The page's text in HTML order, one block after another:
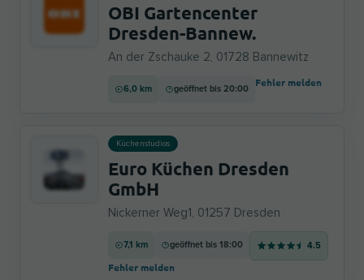
OBI Gartencenter
Dresden-Bannew.
An der Zschauke 2, 01728 Bannewitz
6,0 km geöffnet bis 20:00
Fehler melden
Küchenstudios
Euro Küchen Dresden
GmbH
Nickerner Weg1, 01257 Dresden
7,1 km geöffnet bis 18:00 4.5
Fehler melden